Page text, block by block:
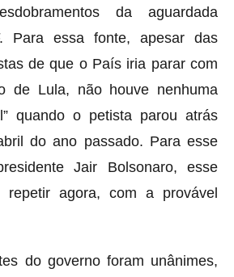
da aguardada
Para essa fonte, apesar das
de que o País iria parar com
de Lula, não houve nenhuma
quando o petista parou atrás
do ano passado. Para esse
Jair Bolsonaro, esse
repetir agora, com a provável
do governo foram unânimes,